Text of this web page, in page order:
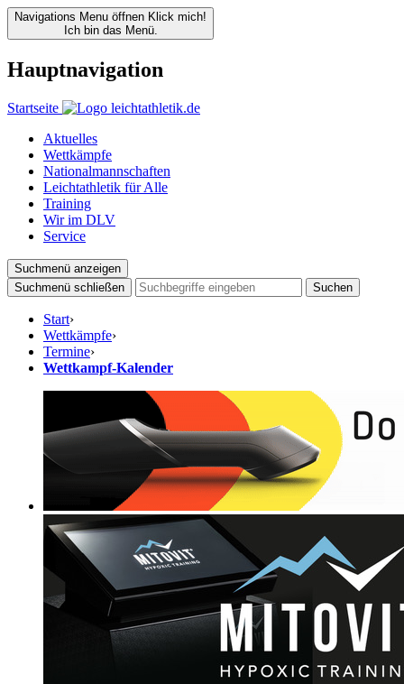
Navigations Menu öffnen Klick mich!
Ich bin das Menü.
Hauptnavigation
Startseite
Aktuelles
Wettkämpfe
Nationalmannschaften
Leichtathletik für Alle
Training
Wir im DLV
Service
Suchmenü anzeigen
Suchmenü schließen
Suchen
Start›
Wettkämpfe›
Termine›
Wettkampf-Kalender